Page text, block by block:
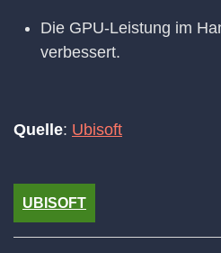
Die GPU-Leistung im
verbessert.
Quelle: Ubisoft
UBISOFT